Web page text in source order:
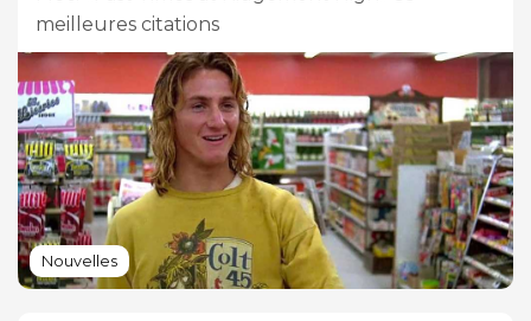
meilleures citations
Nouvelles